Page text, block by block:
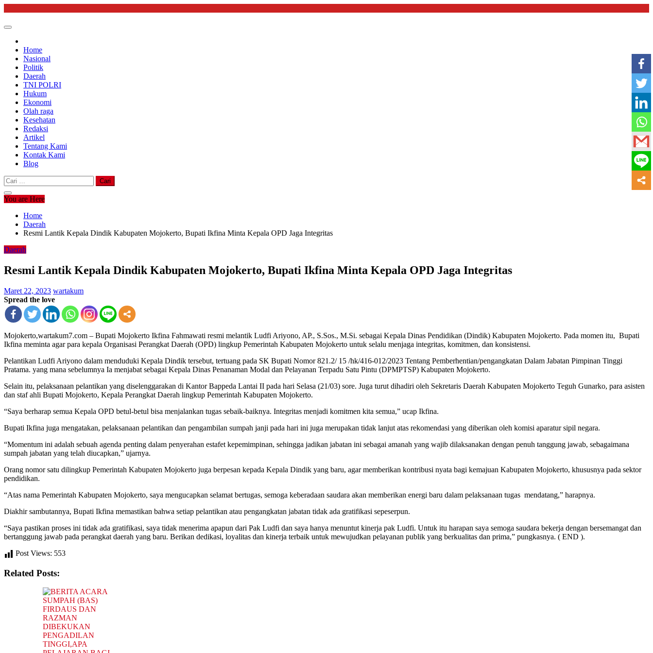
content
Home
Nasional
Politik
Daerah
TNI POLRI
Hukum
Ekonomi
Olah raga
Kesehatan
Redaksi
Artikel
Tentang Kami
Kontak Kami
Blog
Cari
untuk:
You are Here
Home
Daerah
Resmi Lantik Kepala Dindik Kabupaten Mojokerto, Bupati Ikfina Minta Kepala OPD Jaga Integritas
Daerah
Resmi Lantik Kepala Dindik Kabupaten Mojokerto, Bupati Ikfina Minta Kepala OPD Jaga Integritas
Maret 22, 2023 wartakum
Spread the love
Mojokerto,wartakum7.com – Bupati Mojokerto Ikfina Fahmawati resmi melantik Ludfi Ariyono, AP., S.Sos., M.Si. sebagai Kepala Dinas Pendidikan (Dindik) Kabupaten Mojokerto. Pada momen itu, Bupati
Ikfina meminta agar para kepala Organisasi Perangkat Daerah (OPD) lingkup Pemerintah Kabupaten Mojokerto untuk selalu menjaga integritas, komitmen, dan konsistensi.
Pelantikan Ludfi Ariyono dalam menduduki Kepala Dindik tersebut, tertuang pada SK Bupati Nomor 821.2/ 15 /hk/416-012/2023 Tentang Pemberhentian/pengangkatan Dalam Jabatan Pimpinan Tinggi
Pratama. yang mana sebelumnya Ia menjabat sebagai Kepala Dinas Penanaman Modal dan Pelayanan Terpadu Satu Pintu (DPMPTSP) Kabupaten Mojokerto.
Selain itu, pelaksanaan pelantikan yang diselenggarakan di Kantor Bappeda Lantai II pada hari Selasa (21/03) sore. Juga turut dihadiri oleh Sekretaris Daerah Kabupaten Mojokerto Teguh Gunarko, para asisten
dan staf ahli Bupati Mojokerto, Kepala Perangkat Daerah lingkup Pemerintah Kabupaten Mojokerto.
“Saya berharap semua Kepala OPD betul-betul bisa menjalankan tugas sebaik-baiknya. Integritas menjadi komitmen kita semua,” ucap Ikfina.
Bupati Ikfina juga mengatakan, pelaksanaan pelantikan dan pengambilan sumpah janji pada hari ini juga merupakan tidak lanjut atas rekomendasi yang diberikan oleh komisi aparatur sipil negara.
“Momentum ini adalah sebuah agenda penting dalam penyerahan estafet kepemimpinan, sehingga jadikan jabatan ini sebagai amanah yang wajib dilaksanakan dengan penuh tanggung jawab, sebagaimana
sumpah jabatan yang telah diucapkan,” ujarnya.
Orang nomor satu dilingkup Pemerintah Kabupaten Mojokerto juga berpesan kepada Kepala Dindik yang baru, agar memberikan kontribusi nyata bagi kemajuan Kabupaten Mojokerto, khususnya pada sektor
pendidikan.
“Atas nama Pemerintah Kabupaten Mojokerto, saya mengucapkan selamat bertugas, semoga keberadaan saudara akan memberikan energi baru dalam pelaksanaan tugas mendatang,” harapnya.
Diakhir sambutannya, Bupati Ikfina memastikan bahwa setiap pelantikan atau pengangkatan jabatan tidak ada gratifikasi sepeserpun.
“Saya pastikan proses ini tidak ada gratifikasi, saya tidak menerima apapun dari Pak Ludfi dan saya hanya menuntut kinerja pak Ludfi. Untuk itu harapan saya semoga saudara bekerja dengan bersemangat dan
bertanggung jawab pada perangkat daerah yang baru. Berikan dedikasi, loyalitas dan kinerja terbaik untuk mewujudkan pelayanan publik yang berkualitas dan prima,” pungkasnya. ( END ).
Post Views: 553
Related Posts: